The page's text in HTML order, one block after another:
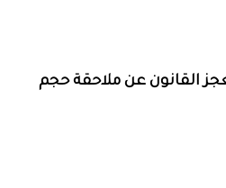
القانون عن ملاحقة حجم